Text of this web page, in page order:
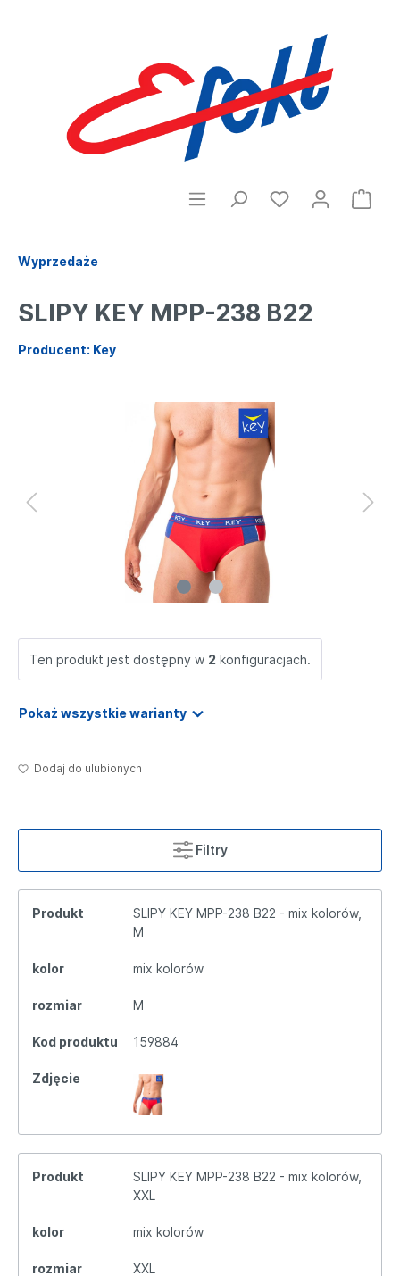
Wyprzedaże
SLIPY KEY MPP-238 B22
Producent: Key
Ten produkt jest dostępny w 2 konfiguracjach.
Pokaż wszystkie warianty
Dodaj do ulubionych
Filtry
Produkt
SLIPY KEY MPP-238 B22 - mix kolorów,
M
kolor mix kolorów
rozmiar M
Kod produktu 159884
Zdjęcie
Produkt
SLIPY KEY MPP-238 B22 - mix kolorów,
XXL
kolor mix kolorów
rozmiar XXL